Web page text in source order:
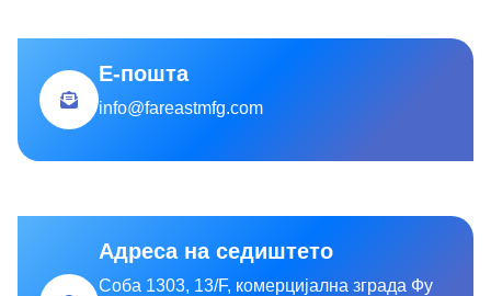
Е-пошта
info@fareastmfg.com
Адреса на седиштето
Соба 1303, 13/F, комерцијална зграда Фу